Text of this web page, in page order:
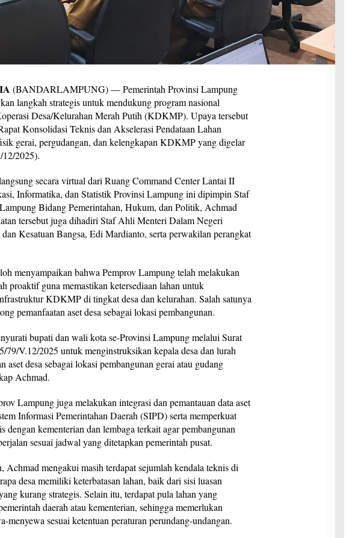
(BANDARLAMPUNG) — Pemerintah Provinsi Lampung
langkah strategis untuk mendukung program nasional
Desa/Kelurahan Merah Putih (KDKMP). Upaya tersebut
Konsolidasi Teknis dan Akselerasi Pendataan Lahan
gerai, pergudangan, dan kelengkapan KDKMP yang digelar
12/2025).
secara virtual dari Ruang Command Center Lantai II
Informatika, dan Statistik Provinsi Lampung ini dipimpin Staf
Bidang Pemerintahan, Hukum, dan Politik, Achmad
tersebut juga dihadiri Staf Ahli Menteri Dalam Negeri
Kesatuan Bangsa, Edi Mardianto, serta perwakilan perangkat
menyampaikan bahwa Pemprov Lampung telah melakukan
proaktif guna memastikan ketersediaan lahan untuk
KDKMP di tingkat desa dan kelurahan. Salah satunya
pemanfaatan aset desa sebagai lokasi pembangunan.
bupati dan wali kota se-Provinsi Lampung melalui Surat
79/V.12/2025 untuk menginstruksikan kepala desa dan lurah
aset desa sebagai lokasi pembangunan gerai atau gudang
Achmad.
Lampung juga melakukan integrasi dan pemantauan data aset
Informasi Pemerintahan Daerah (SIPD) serta memperkuat
dengan kementerian dan lembaga terkait agar pembangunan
sesuai jadwal yang ditetapkan pemerintah pusat.
Achmad mengakui masih terdapat sejumlah kendala teknis di
desa memiliki keterbatasan lahan, baik dari sisi luasan
kurang strategis. Selain itu, terdapat pula lahan yang
daerah atau kementerian, sehingga memerlukan
menyewa sesuai ketentuan peraturan perundang-undangan.